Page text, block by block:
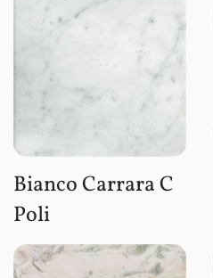
Bianco Carrara C
Poli